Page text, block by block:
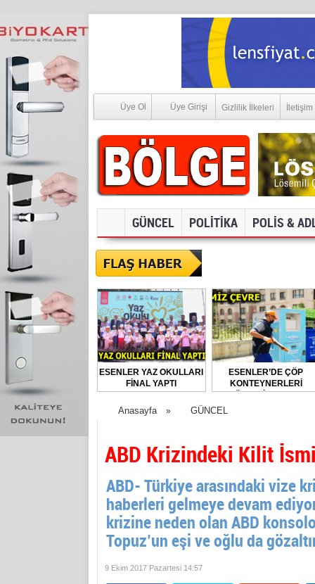
Üye Ol Üye Girişi Gizlilik İlkeleri İletişim
GÜNCEL POLİTİKA POLİS &
ESENLER YAZ OKULLARI
FİNAL YAPTI
ESENLER’DE ÇÖP
KONTEYNERLERİ
DÜZENLİ OLARAK
DEZENFEKTE EDİLİYOR
Anasayfa » GÜNCEL
ABD Krizindeki Kilit
ABD- Türkiye arasındaki vize
haberleri gelmeye devam
krizine neden olan ABD
Topuz’un eşi ve oğlu da
9 Ekim 2017 Pazartesi 14:57